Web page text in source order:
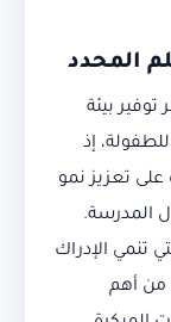
المحدد
بيئة
إذ
على تعزيز نمو
المدرسة.
تنمي الإدراك
من أهم